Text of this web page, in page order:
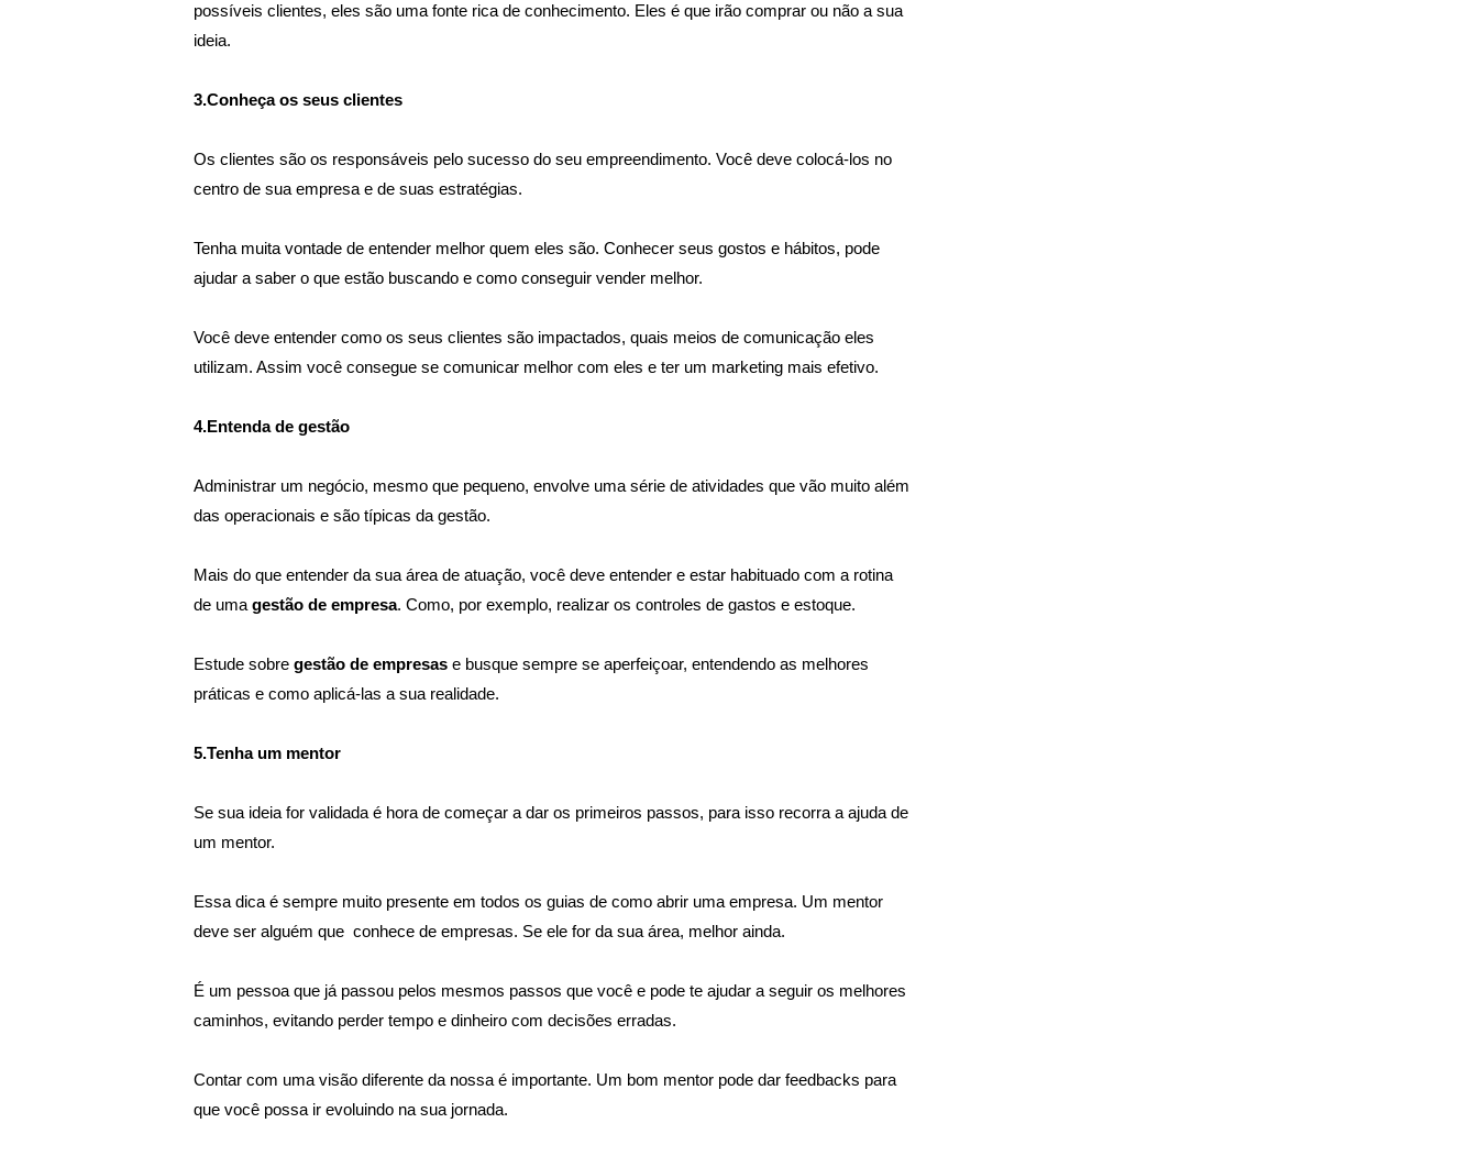
possíveis clientes, eles são uma fonte rica de conhecimento. Eles é que irão comprar ou não a sua
ideia.
3.Conheça os seus clientes
Os clientes são os responsáveis pelo sucesso do seu empreendimento. Você deve colocá-los no
centro de sua empresa e de suas estratégias.
Tenha muita vontade de entender melhor quem eles são. Conhecer seus gostos e hábitos, pode
ajudar a saber o que estão buscando e como conseguir vender melhor.
Você deve entender como os seus clientes são impactados, quais meios de comunicação eles
utilizam. Assim você consegue se comunicar melhor com eles e ter um marketing mais efetivo.
4.Entenda de gestão
Administrar um negócio, mesmo que pequeno, envolve uma série de atividades que vão muito além
das operacionais e são típicas da gestão.
Mais do que entender da sua área de atuação, você deve entender e estar habituado com a rotina
de uma gestão de empresa. Como, por exemplo, realizar os controles de gastos e estoque.
Estude sobre gestão de empresas e busque sempre se aperfeiçoar, entendendo as melhores
práticas e como aplicá-las a sua realidade.
5.Tenha um mentor
Se sua ideia for validada é hora de começar a dar os primeiros passos, para isso recorra a ajuda de
um mentor.
Essa dica é sempre muito presente em todos os guias de como abrir uma empresa. Um mentor
deve ser alguém que  conhece de empresas. Se ele for da sua área, melhor ainda.
É um pessoa que já passou pelos mesmos passos que você e pode te ajudar a seguir os melhores
caminhos, evitando perder tempo e dinheiro com decisões erradas.
Contar com uma visão diferente da nossa é importante. Um bom mentor pode dar feedbacks para
que você possa ir evoluindo na sua jornada.